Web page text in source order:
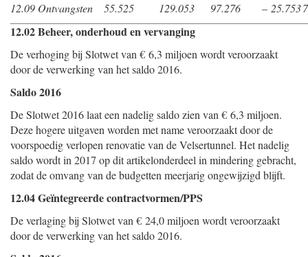
12.09 Ontvangsten 55.525 129.053 97.276 – 25.753
12.02 Beheer, onderhoud en vervanging
De verhoging bij Slotwet van € 6,3 miljoen wordt veroorzaakt
door de verwerking van het saldo 2016.
Saldo 2016
De Slotwet 2016 laat een nadelig saldo zien van € 6,3 miljoen.
Deze hogere uitgaven worden met name veroorzaakt door de
voorspoedig verlopen renovatie van de Velsertunnel. Het nadelig
saldo wordt in 2017 op dit artikelonderdeel in mindering gebracht,
zodat de omvang van de budgetten meerjarig ongewijzigd blijft.
12.04 Geïntegreerde contractvormen/PPS
De verlaging bij Slotwet van € 24,0 miljoen wordt veroorzaakt
door de verwerking van het saldo 2016.